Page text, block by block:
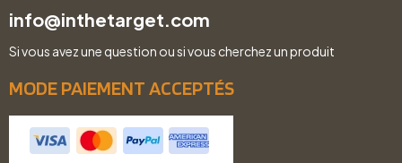
info@inthetarget.com
Si vous avez une question ou si vous cherchez un produit
MODE PAIEMENT ACCEPTÉS